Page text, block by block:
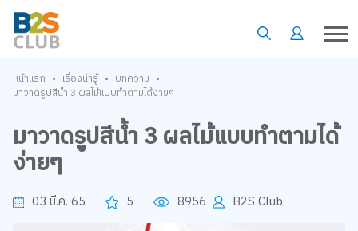
หน้าแรก • เรื่องน่ารู้ • บทความ •
มาวาดรูปสีน้ำ 3 ผลไม้แบบทำตามได้ง่ายๆ
มาวาดรูปสีน้ำ 3 ผลไม้แบบทำตามได้
ง่ายๆ
03 มี.ค. 65 5 8956 B2S Club